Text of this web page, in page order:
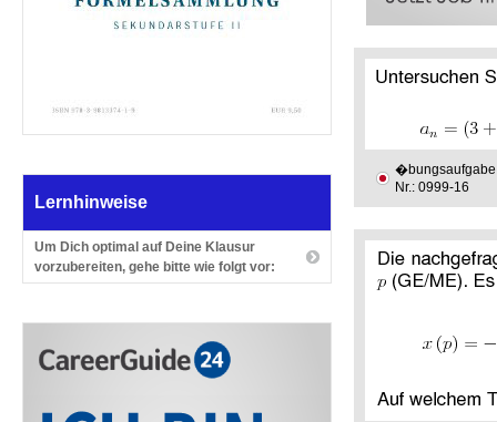
Lernhinweise
Um Dich optimal auf Deine Klausur
vorzubereiten, gehe bitte wie folgt vor:
�bungsaufgabe
Nr.: 0999-16